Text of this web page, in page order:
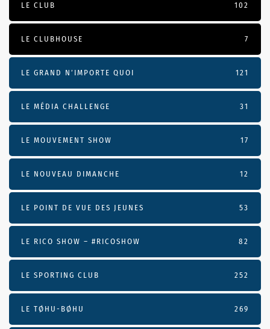
LE CLUB 102
LE CLUBHOUSE 7
LE GRAND N’IMPORTE QUOI 121
LE MÉDIA CHALLENGE 31
LE MOUVEMENT SHOW 17
LE NOUVEAU DIMANCHE 12
LE POINT DE VUE DES JEUNES 53
LE RICO SHOW – #RICOSHOW 82
LE SPORTING CLUB 252
LE TØHU-BØHU 269